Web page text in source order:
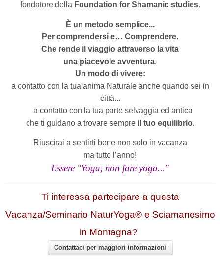
fondatore della Foundation for Shamanic studies.
È un metodo semplice...
Per comprendersi e… Comprendere.
Che rende il viaggio attraverso la vita
una piacevole avventura.
Un modo di vivere:
a contatto con la tua anima Naturale anche quando sei in
città...
a contatto con la tua parte selvaggia ed antica
che ti guidano a trovare sempreil tuo equilibrio.
Riuscirai a sentirti bene non solo in vacanza
ma tutto l’anno!
Essere "Yoga, non fare yoga..."
Ti interessa partecipare a questa
Vacanza/Seminario NaturYoga® e Sciamanesimo
in Montagna?
Contattaci per maggiori informazioni